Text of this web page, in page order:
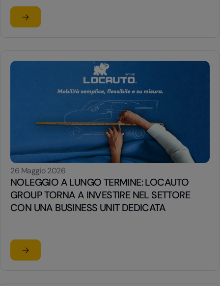
Leggi l'articolo
su MOBILITÀ E NOLEGGIO: LOCAUTO PREMIATA DA
26 Maggio 2026
NOLEGGIO A LUNGO TERMINE: LOCAUTO
GROUP TORNA A INVESTIRE NEL SETTORE
CON UNA BUSINESS UNIT DEDICATA
Leggi l'articolo
su NOLEGGIO A LUNGO TERMINE: LOCAUTO GROUP